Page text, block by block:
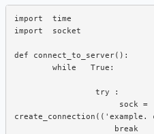
import  time
import  socket
def connect_to_server():
        while   True:
                 try :
sock =
create_connection(('example.
                     break